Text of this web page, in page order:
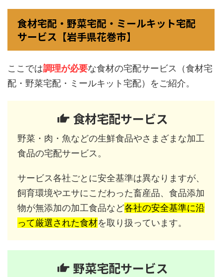
食材宅配・野菜宅配・ミールキット宅配
サービス【岩手県花巻市】
ここでは調理が必要な食材の宅配サービス（食材宅
配・野菜宅配・ミールキット宅配）をご紹介。
食材宅配サービス
野菜・肉・魚などの生鮮食品やさまざまな加工
食品の宅配サービス。
サービス各社ごとに安全基準は異なりますが、
飼育環境やエサにこだわった畜産品、食品添加
物が無添加の加工食品など各社の安全基準に沿
って厳選された食材を取り扱っています。
野菜宅配サービス